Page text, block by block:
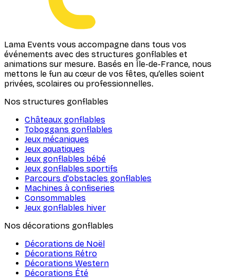
Lama Events vous accompagne dans tous vos
événements avec des structures gonflables et
animations sur mesure. Basés en Île-de-France, nous
mettons le fun au cœur de vos fêtes, qu’elles soient
privées, scolaires ou professionnelles.
Nos structures gonflables
Châteaux gonflables
Toboggans gonflables
Jeux mécaniques
Jeux aquatiques
Jeux gonflables bébé
Jeux gonflables sportifs
Parcours d'obstacles gonflables
Machines à confiseries
Consommables
Jeux gonflables hiver
Nos décorations gonflables
Décorations de Noël
Décorations Rétro
Décorations Western
Décorations Été